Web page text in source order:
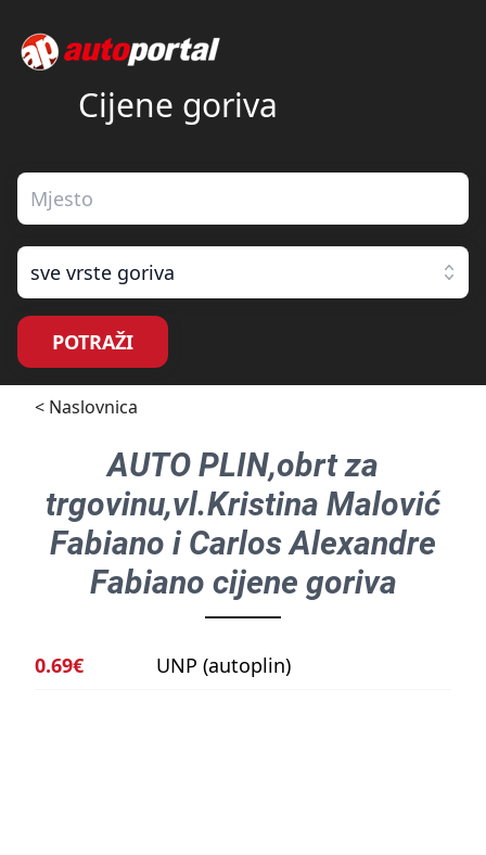
Cijene goriva
sve vrste goriva
POTRAŽI
< Naslovnica
AUTO PLIN,obrt za
trgovinu,vl.Kristina Malović
Fabiano i Carlos Alexandre
Fabiano cijene goriva
0.69€ UNP (autoplin)